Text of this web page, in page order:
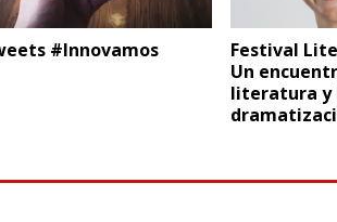
#Innovamos
Festival
Un
literatura y